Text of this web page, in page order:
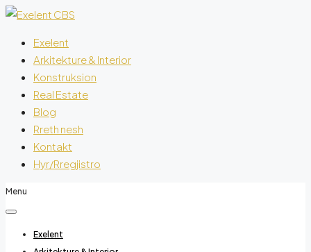
Exelent
Arkitekture & Interior
Konstruksion
Real Estate
Blog
Rreth nesh
Kontakt
Hyr/Rregjistro
Menu
Exelent